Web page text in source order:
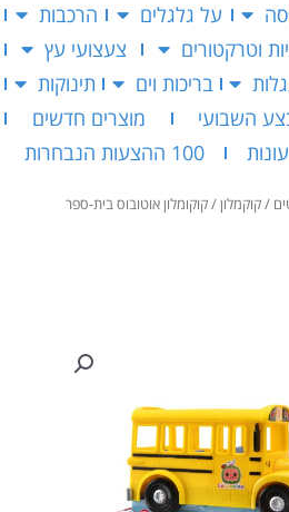
על גלגלים
הרכבות
וטרקטורים
צעצועי עץ
בריכות וים
תינוקות
השבועי
מוצרים חדשים
עונות 100 ההצעות הנבחרות
/קוקמלון/ קוקומלון אוטובוס בית-ספר